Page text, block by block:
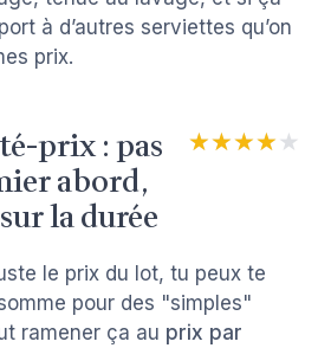
à d’autres serviettes qu’on
prix.
prix : pas
abord,
la durée
★★★★★
★★★★★
le prix du lot, tu peux te
pour des "simples"
ramener ça au prix par